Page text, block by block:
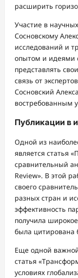
расширить
Участие в
Сосновскому
исследований и
опытом и идеями
представлять
связь от
Сосновский
востребованным
Публикации в
Одной из
является статья
сравнительный
Review». В этой
своего
разных стран и
эффективность
получила
была цитирована
Еще одной важной
статья
условиях